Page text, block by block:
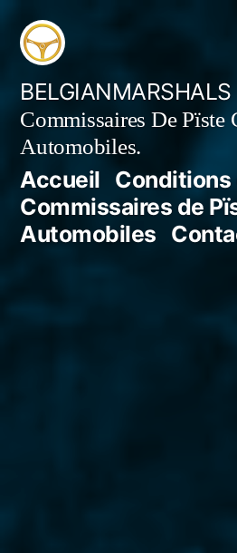
Aller
contenu
BELGIANMARSHALS
Commissaires De Pïste
Automobiles.
Accueil
Commissaires de
Automobiles